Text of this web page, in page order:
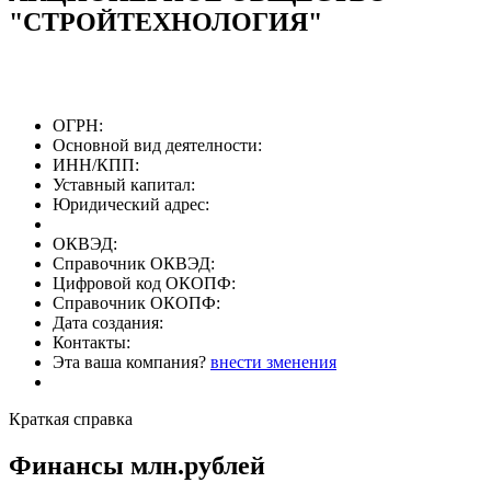
"СТРОЙТЕХНОЛОГИЯ"
ОГРН:
Основной вид деятелности:
ИНН/КПП:
Уставный капитал:
Юридический адрес:
ОКВЭД:
Справочник ОКВЭД:
Цифровой код ОКОПФ:
Справочник ОКОПФ:
Дата создания:
Контакты:
Эта ваша компания? внести зменения
Краткая справка
Финансы млн.рублей